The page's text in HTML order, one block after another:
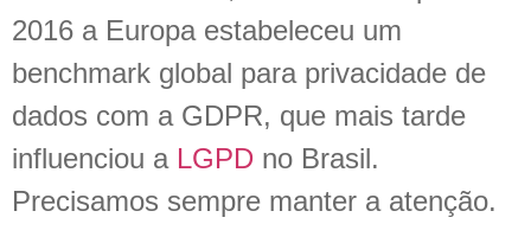
2016 a Europa estabeleceu um
benchmark global para privacidade de
dados com a GDPR, que mais tarde
influenciou a LGPD no Brasil.
Precisamos sempre manter a atenção.